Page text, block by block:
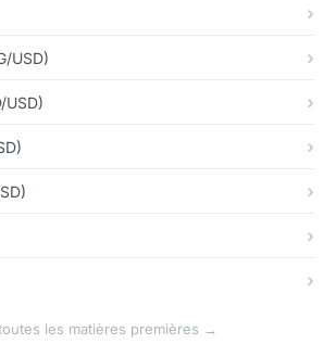
USD)
USD)
les matières premières →